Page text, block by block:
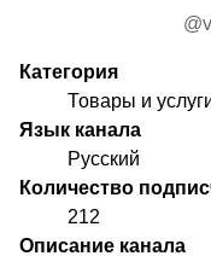
Категория
Товары и
Язык канала
Русский
Количество
212
Описание канала